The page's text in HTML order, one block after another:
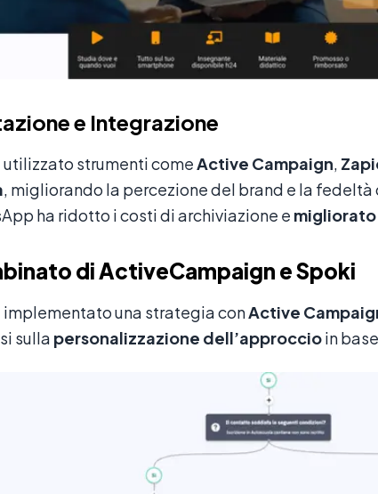
e Integrazione
utilizzato strumenti comeActive Campaign,
, migliorando la percezione del brand e la
ha ridotto i costi di archiviazione e migliorato
di ActiveCampaign e Spoki
implementato una strategia conActive
sulla personalizzazione dell’approccioin